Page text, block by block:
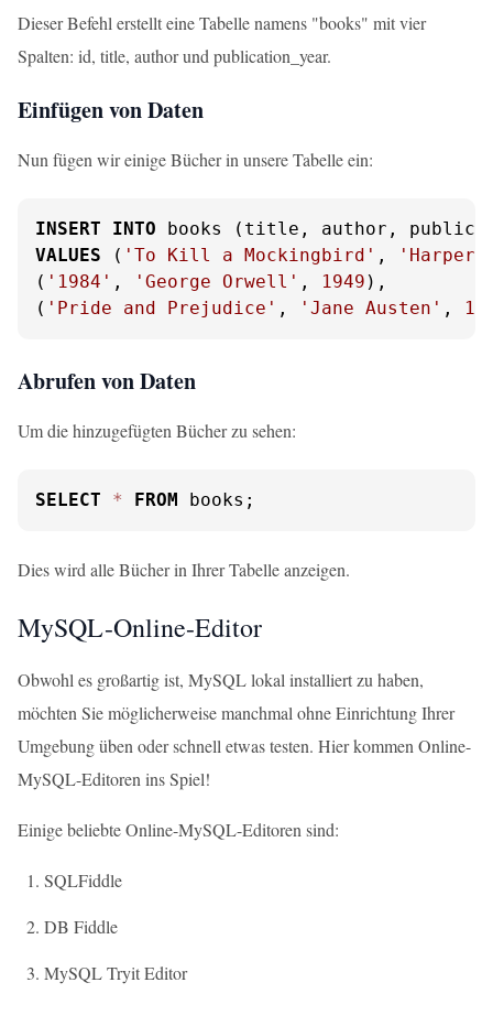
Dieser Befehl erstellt eine Tabelle namens "books" mit vier
Spalten: id, title, author und publication_year.
Einfügen von Daten
Nun fügen wir einige Bücher in unsere Tabelle ein:
INSERT
INTO
VALUES ( 'To Kill a Mockingbird' ,
'Harper
( '1984' , 'George Orwell' , 1949 ),
( 'Pride and Prejudice' , 'Jane Austen' ,
Abrufen von Daten
Um die hinzugefügten Bücher zu sehen:
SELECT * FROM books;
Dies wird alle Bücher in Ihrer Tabelle anzeigen.
MySQL-Online-Editor
Obwohl es großartig ist, MySQL lokal installiert zu haben,
möchten Sie möglicherweise manchmal ohne Einrichtung Ihrer
Umgebung üben oder schnell etwas testen. Hier kommen Online-
MySQL-Editoren ins Spiel!
Einige beliebte Online-MySQL-Editoren sind:
SQLFiddle
DB Fiddle
MySQL Tryit Editor